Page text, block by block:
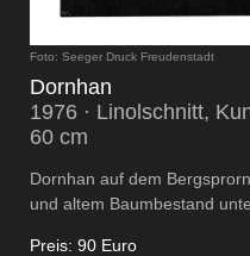
Foto: Seeger Druck Freudenstadt
Dornhan
1976 · Linolschnitt,
60 cm
Dornhan auf dem
und altem Baumbestand
Preis: 90 Euro